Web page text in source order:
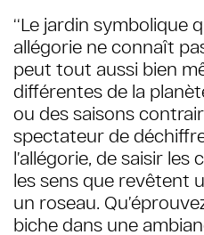
‘‘L e jardin symbolique
allégorie ne connaît
peut tout aussi bien
différentes de la
ou des saisons
spectateur de
l’allégorie, de saisir les
les sens que revêtent
un roseau.
biche dans une